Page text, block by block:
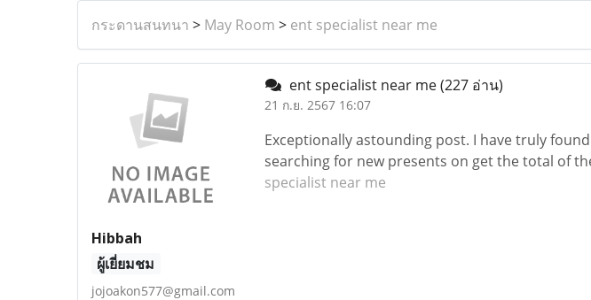
กระดานสนทนา > May Room > ent specialist near me
Hibbah
ผู้เยี่ยมชม
jojoakon577@gmail.com
ent specialist near me(227 อ่าน)
21 ก.ย. 2567 16:07
Exceptionally astounding post. I have truly
searching for new presents on get the total of
specialist near me